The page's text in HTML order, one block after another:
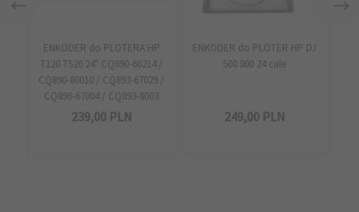
ENKODER do PLOTERA HP
T120 T520 24" CQ890-60214 /
CQ890-80010 / CQ893-67029 /
CQ890-67004 / CQ893-8003
239,00 PLN
ENKODER do PLOTER HP DJ
500 800 24 cale
249,00 PLN